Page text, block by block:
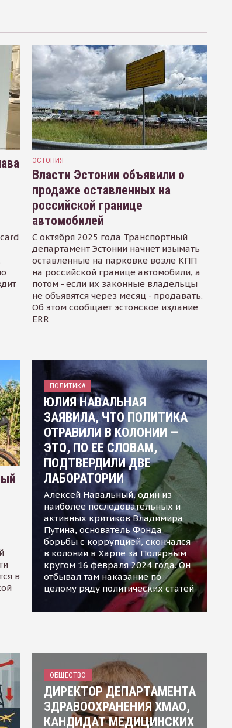
ЭСТОНИЯ
Власти Эстонии объявили о
продаже оставленных на
российской границе
автомобилей
С октября 2025 года Транспортный
департамент Эстонии начнет изымать
оставленные на парковке возле КПП
на российской границе автомобили, а
потом - если их законные владельцы
не объявятся через месяц - продавать.
Об этом сообщает эстонское издание
ERR
в
ПОЛИТИКА
ЮЛИЯ НАВАЛЬНАЯ
ЗАЯВИЛА, ЧТО ПОЛИТИКА
ОТРАВИЛИ В КОЛОНИИ —
ЭТО, ПО ЕЕ СЛОВАМ,
ПОДТВЕРДИЛИ ДВЕ
ЛАБОРАТОРИИ
Алексей Навальный, один из
наиболее последовательных и
активных критиков Владимира
Путина, основатель Фонда
борьбы с коррупцией, скончался
в колонии в Харпе за Полярным
кругом 16 февраля 2024 года. Он
отбывал там наказание по
целому ряду политических статей
ОБЩЕСТВО
ДИРЕКТОР ДЕПАРТАМЕНТА
ЗДРАВООХРАНЕНИЯ ХМАО,
КАНДИДАТ МЕДИЦИНСКИХ